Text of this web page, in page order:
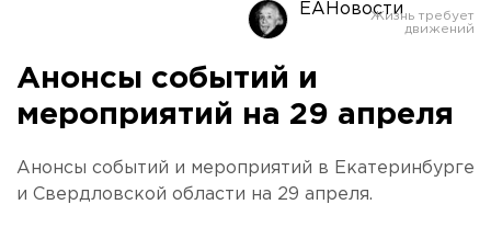
ЕАНовости
Анонсы событий и
мероприятий на 29 апреля
Анонсы событий и мероприятий в Екатеринбурге
и Свердловской области на 29 апреля.